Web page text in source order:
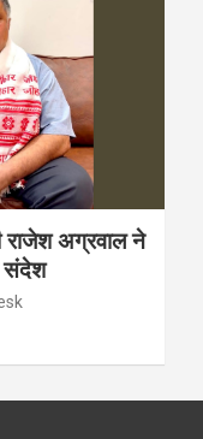
राजेश अग्रवाल ने
संदेश